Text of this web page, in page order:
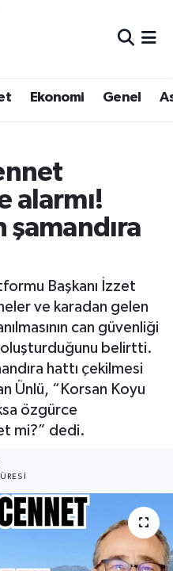
Ekonomi Genel
alarmı!
şamandıra
Başkanı İzzet
ve karadan gelen
can güvenliği
oluşturduğunu belirtti.
hattı çekilmesi
Ünlü, “Korsan Koyu
özgürce
mi?” dedi.
Haritası
ve Fikstür